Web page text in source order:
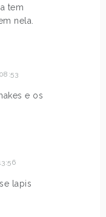
tem
nela.
e os
lapis